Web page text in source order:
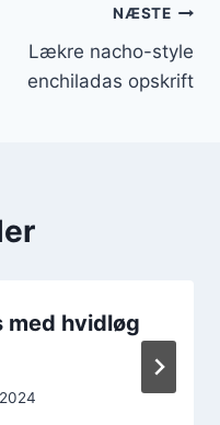
NÆSTE
Lækre nacho-style
enchiladas opskrift
med hvidløg